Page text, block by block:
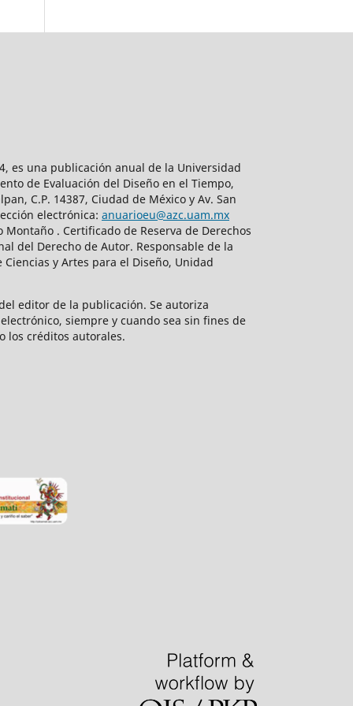
es una publicación anual de la Universidad
de Evaluación del Diseño en el Tiempo,
C.P. 14387, Ciudad de México y Av. San
electrónica: anuarioeu@azc.uam.mx
. Certificado de Reserva de Derechos
del Derecho de Autor. Responsable de la
y Artes para el Diseño, Unidad
editor de la publicación. Se autoriza
siempre y cuando sea sin fines de
los créditos autorales.